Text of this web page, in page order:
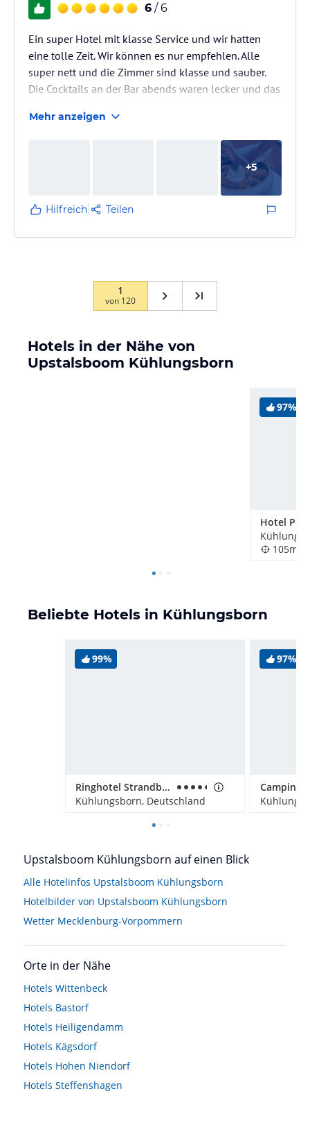
6 / 6
Ein super Hotel mit klasse Service und wir hatten
eine tolle Zeit. Wir können es nur empfehlen. Alle
super nett und die Zimmer sind klasse und sauber.
Die Cocktails an der Bar abends waren lecker und das
komme wieder
Mehr anzeigen
+5
Hilfreich Teilen
1
von 120
Hotels in der Nähe von
Upstalsboom Kühlungsborn
97%
Hotel
105m
Beliebte Hotels in Kühlungsborn
99%
Ringhotel Strandblick
Kühlungsborn, Deutschland
97%
Upstalsboom Kühlungsborn auf einen Blick
Alle Hotelinfos Upstalsboom Kühlungsborn
Hotelbilder von Upstalsboom Kühlungsborn
Wetter Mecklenburg-Vorpommern
Orte in der Nähe
Hotels Wittenbeck
Hotels Bastorf
Hotels Heiligendamm
Hotels Kägsdorf
Hotels Hohen Niendorf
Hotels Steffenshagen